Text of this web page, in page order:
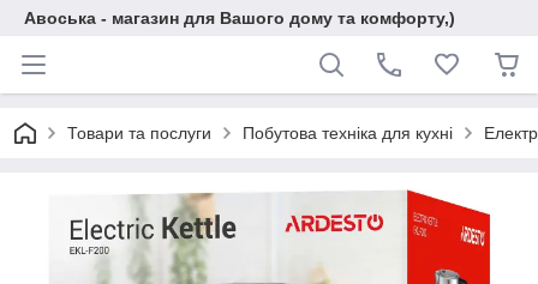
Авоська - магазин для Вашого дому та комфорту,)
Товари та послуги Побутова техніка для кухні